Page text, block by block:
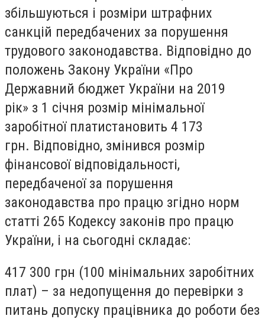
збільшуються і розміри штрафних
санкцій передбачених за порушення
трудового законодавства. Відповідно до
положень Закону України «Про
Державний бюджет України на 2019
рік» з 1 січня розмір мінімальної
заробітної платистановить 4 173
грн. Відповідно, змінився розмір
фінансової відповідальності,
передбаченої за порушення
законодавства про працю згідно норм
статті 265 Кодексу законів про працю
України, і на сьогодні складає:
417 300 грн (100 мінімальних заробітних
плат) – за недопущення до перевірки з
питань допуску працівника до роботи без